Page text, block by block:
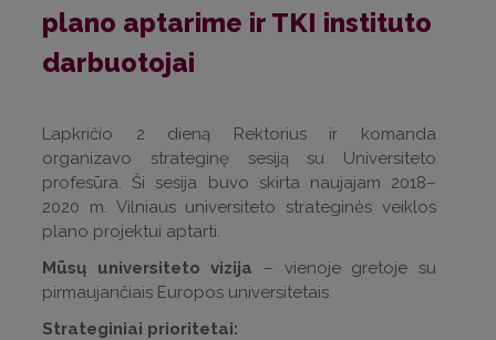
plano aptarime ir TKI instituto
darbuotojai
Lapkričio 2 dieną Rektorius ir komanda
organizavo strateginę sesiją su Universiteto
profesūra. Ši sesija buvo skirta naujajam 2018–
2020 m. Vilniaus universiteto strateginės veiklos
plano projektui aptarti.
Mūsų universiteto vizija – vienoje gretoje su
pirmaujančiais Europos universitetais.
Strateginiai prioritetai: